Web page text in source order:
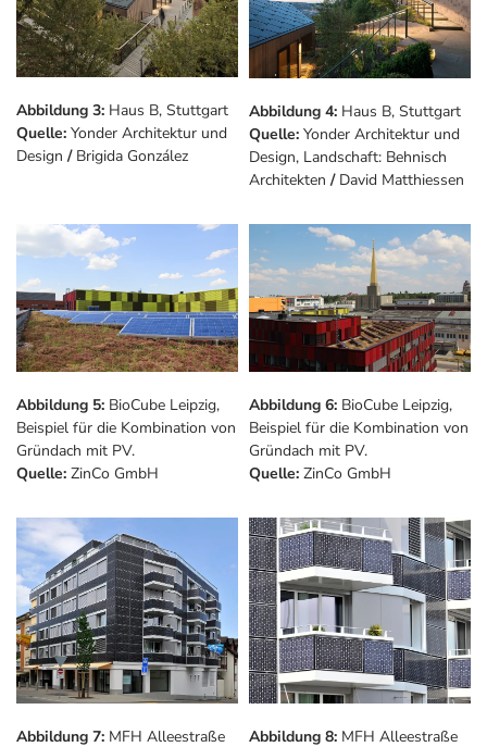
Abbildung 3: Haus B, Stuttgart
Quelle: Yonder Architektur und
Design/Brigida González
Abbildung 4: Haus B, Stuttgart
Quelle: Yonder Architektur und
Design, Landschaft: Behnisch
Architekten /David Matthiessen
Abbildung 5: BioCube Leipzig,
Beispiel für die Kombination von
Gründach mit PV.
Quelle: ZinCo GmbH
Abbildung 6: BioCube Leipzig,
Beispiel für die Kombination von
Gründach mit PV.
Quelle: ZinCo GmbH
Abbildung 7: MFH Alleestraße
Abbildung 8: MFH Alleestraße